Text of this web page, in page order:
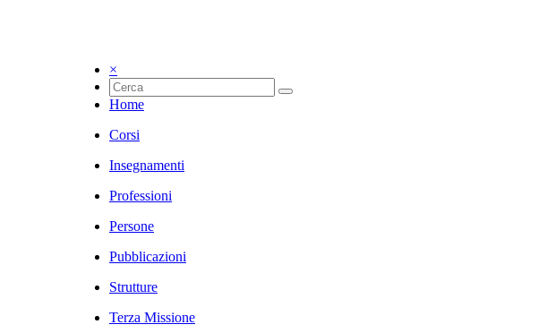
×
Home
Corsi
Insegnamenti
Professioni
Persone
Pubblicazioni
Strutture
Terza Missione